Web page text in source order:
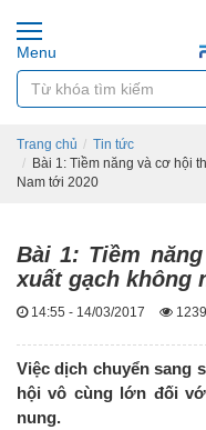
Menu
Trang chủ
Tin tức
Bài 1: Tiềm năng và cơ hội
Nam tới 2020
Bài 1: Tiềm
xuất gạch không
14:55 - 14/03/2017 1239
Việc dịch chuyển sang
hội vô cùng lớn đối
nung.